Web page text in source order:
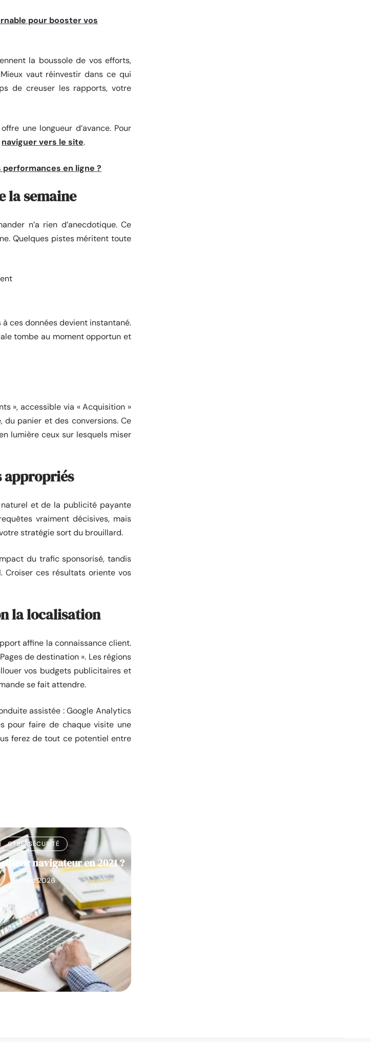
pour booster vos
la boussole de vos efforts,
vaut réinvestir dans ce qui
de creuser les rapports, votre
une longueur d’avance. Pour
naviguer vers le site.
en ligne ?
la semaine
n’a rien d’anecdotique. Ce
Quelques pistes méritent toute
à ces données devient instantané.
tombe au moment opportun et
», accessible via « Acquisition »
du panier et des conversions. Ce
lumière ceux sur lesquels miser
appropriés
et de la publicité payante
vraiment décisives, mais
stratégie sort du brouillard.
du trafic sponsorisé, tandis
Croiser ces résultats oriente vos
la localisation
affine la connaissance client.
de destination ». Les régions
vos budgets publicitaires et
se fait attendre.
assistée : Google Analytics
pour faire de chaque visite une
ferez de tout ce potentiel entre
CYBERSÉCURITÉ
navigateur en 2021 ?
11 mars 2026